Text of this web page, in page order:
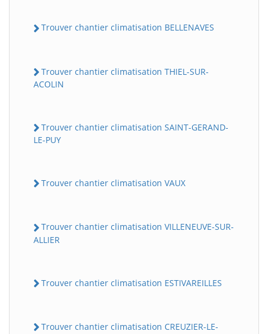
Trouver chantier climatisation BELLENAVES
Trouver chantier climatisation THIEL-SUR-
ACOLIN
Trouver chantier climatisation SAINT-GERAND-
LE-PUY
Trouver chantier climatisation VAUX
Trouver chantier climatisation VILLENEUVE-SUR-
ALLIER
Trouver chantier climatisation ESTIVAREILLES
Trouver chantier climatisation CREUZIER-LE-